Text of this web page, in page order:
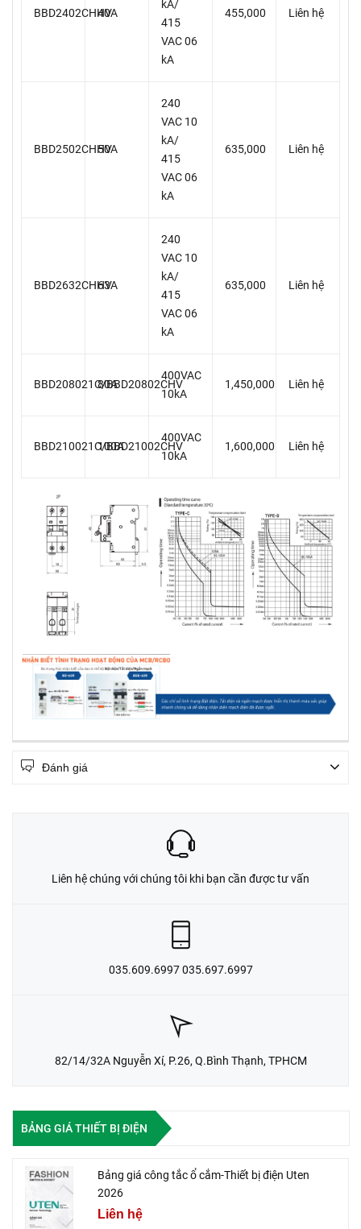
BBD2402CHHV
40A
kA/
415
VAC 06
kA
455,000 Liên hệ
BBD2502CHHV
50A
240
VAC 10
kA/
415
VAC 06
kA
635,000 Liên hệ
BBD2632CHHV
63A
240
VAC 10
kA/
415
VAC 06
kA
635,000 Liên hệ
BBD208021C/BBD20802CHV
80A
400VAC
10kA
1,450,000 Liên hệ
BBD210021C/BBD21002CHV
100A
400VAC
10kA
1,600,000 Liên hệ
Đánh giá
Liên hệ chúng với chúng tôi khi bạn cần được tư vấn
035.609.6997 035.697.6997
82/14/32A Nguyễn Xí, P.26, Q.Bình Thạnh, TPHCM
BẢNG GIÁ THIẾT BỊ ĐIỆN
Bảng giá công tắc ổ cắm-Thiết bị điện Uten
2026
Liên hệ